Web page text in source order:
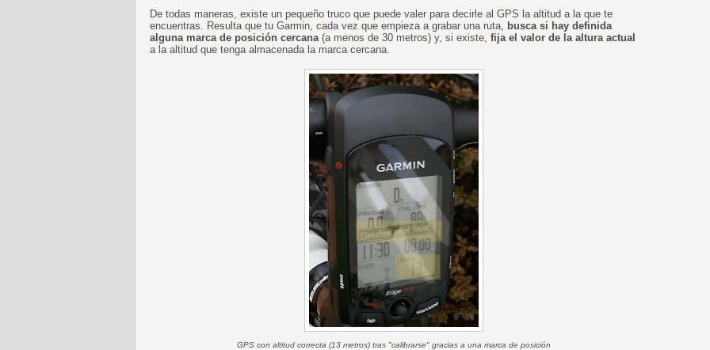
De todas maneras, existe un pequeño truco que puede valer para decirle al GPS la altitud a la que te
encuentras. Resulta que tu Garmin, cada vez que empieza a grabar una ruta, busca si hay definida
alguna marca de posición cercana (a menos de 30 metros) y, si existe, fija el valor de la altura actual
a la altitud que tenga almacenada la marca cercana.
GPS con altitud correcta (13 metros) tras "calibrarse" gracias a una marca de posición